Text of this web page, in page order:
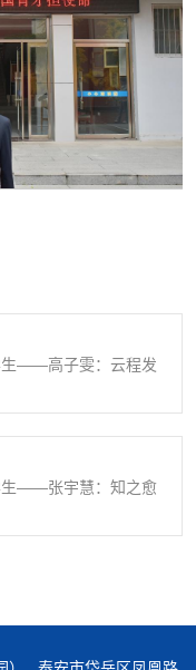
生——高子雯：云程发
生——张宇慧：知之愈